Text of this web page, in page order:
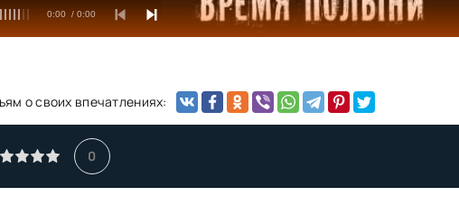
0:00 / 0:00
о своих впечатлениях:
0